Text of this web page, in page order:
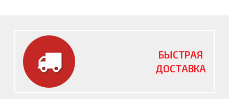
БЫСТРАЯ
ДОСТАВКА